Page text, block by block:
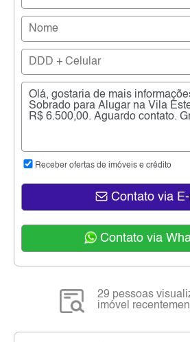
Receber ofertas de imóveis e crédito
Contato via E-
Contato via
29 pessoas
imóvel